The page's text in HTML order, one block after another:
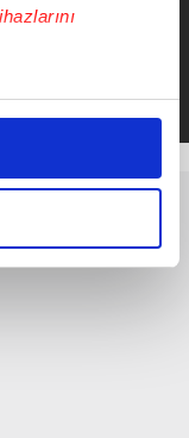
özel
yaparken
sunmak
adına
bu noktada,
tek gelir